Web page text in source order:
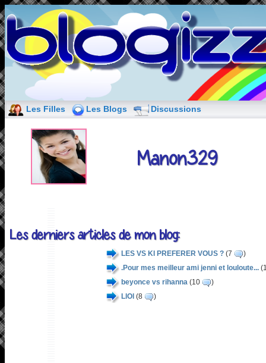
Les Filles Les Blogs Discussions
Manon329
Les derniers articles de mon blog:
LES VS KI PREFERER VOUS ? (7
)
.Pour mes meilleur ami jenni et louloute...
beyonce vs rihanna (10
)
LlOl (8 )